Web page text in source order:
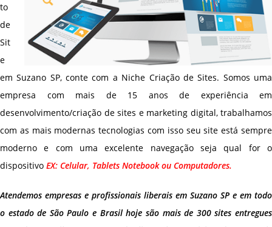
to
de
Sit
e
em Suzano SP, conte com a Niche Criação de Sites. Somos uma
empresa com mais de 15 anos de experiência em
desenvolvimento/criação de sites e marketing digital, trabalhamos
com as mais modernas tecnologias com isso seu site está sempre
moderno e com uma excelente navegação seja qual for o
dispositivo EX: Celular, Tablets Notebook ou Computadores.
Atendemos empresas e profissionais liberais em Suzano SP e em todo
o estado de São Paulo e Brasil hoje são mais de 300 sites entregues